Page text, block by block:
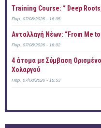
Training Course: “ Deep
Παρ, 07/08/2026 - 16:05
Ανταλλαγή Νέων: “From Me
Παρ, 07/08/2026 - 16:02
4 άτομα με Σύμβαση
Χολαργού
Παρ, 07/08/2026 - 15:53